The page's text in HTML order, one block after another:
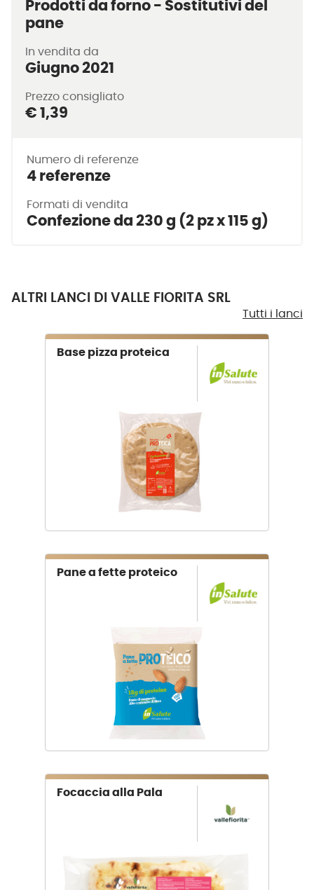
Prodotti da forno - Sostitutivi del
pane
In vendita da
Giugno 2021
Prezzo consigliato
€ 1,39
Numero di referenze
4 referenze
Formati di vendita
Confezione da 230 g (2 pz x 115 g)
ALTRI LANCI DI VALLE FIORITA SRL
Tutti i lanci
Base pizza proteica
Pane a fette proteico
Focaccia alla Pala